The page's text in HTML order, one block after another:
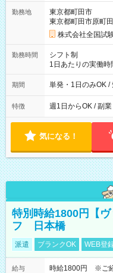
例】 ・河合塾模擬
×8時間＝日収
円の場合あり ・国
円（役割手当＋100円
間】試用期間なし
勤務地
東京都町田市
東京都町田市原町
株式会社全国試
勤務時間
シフト制
1日あたりの実働
間は 試験により
期間 単発・1日のみOK /
特徴 週1日からOK / 副
気になる！
特別時給1800円【
フ 日本橋
派遣 ブランクOK WEB登
給与
時給1800円 ※ご経